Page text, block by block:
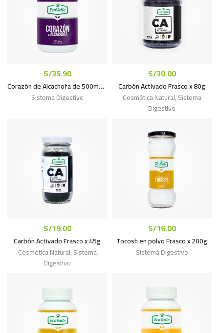
S/35.90
Corazón de Alcachofa de 500mg x 100caps
Sistema Digestivo
S/30.00
Carbón Activado Frasco x 80g
Cosmética Natural,Sistema
Digestivo
S/19.00
Carbón Activado Frasco x 45g
Cosmética Natural,Sistema
Digestivo
S/16.00
Tocosh en polvo Frasco x 200g
Sistema Digestivo